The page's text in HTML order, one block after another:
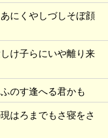
にくやしづしそぼ顔
け子らにいや離り来
のす逢へる君かも
はろまでもさ寝をさ